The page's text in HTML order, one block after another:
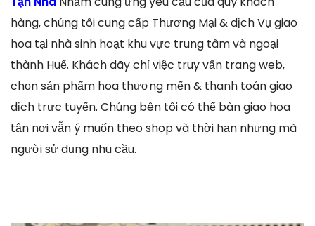
hàng, chúng tôi cung cấp Thương Mại & dịch Vụ giao
hoa tại nhà sinh hoạt khu vực trung tâm và ngoại
thành Huế. Khách dãy chỉ việc truy vấn trang web,
chọn sản phẩm hoa thương mến & thanh toán giao
dịch trực tuyến. Chúng bên tôi có thể bàn giao hoa
tận nơi vẫn ý muốn theo shop và thời hạn nhưng mà
người sử dụng nhu cầu.